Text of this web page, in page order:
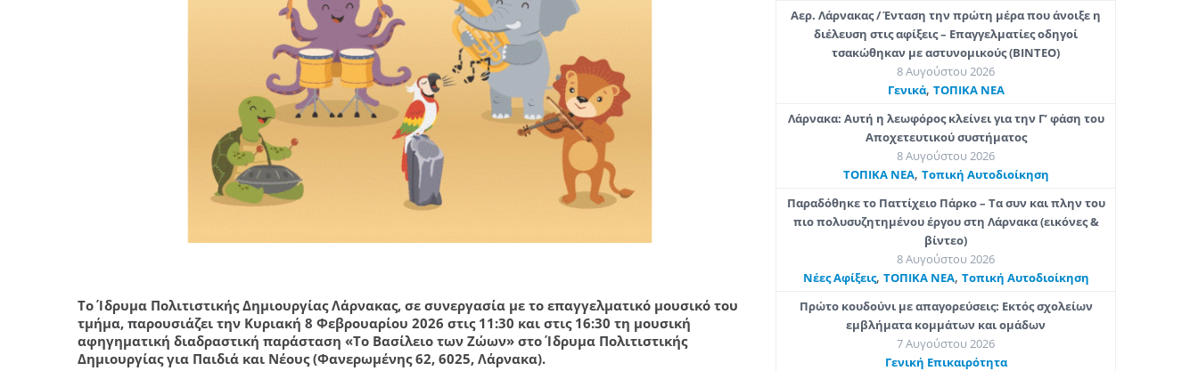
Το Ίδρυμα Πολιτιστικής Δημιουργίας Λάρνακας, σε συνεργασία με το επαγγελματικό μουσικό του
τμήμα, παρουσιάζει την Κυριακή 8 Φεβρουαρίου 2026 στις 11:30 και στις 16:30 τη μουσική
αφηγηματική διαδραστική παράσταση «Το Βασίλειο των Ζώων» στο Ίδρυμα Πολιτιστικής
Δημιουργίας για Παιδιά και Νέους (Φανερωμένης 62, 6025, Λάρνακα).
Αερ. Λάρνακας / Ένταση την πρώτη μέρα που άνοιξε η
διέλευση στις αφίξεις – Επαγγελματίες οδηγοί
τσακώθηκαν με αστυνομικούς (ΒΙΝΤΕΟ)
8 Αυγούστου 2026
Γενικά, ΤΟΠΙΚΑ ΝΕΑ
Λάρνακα: Αυτή η λεωφόρος κλείνει για την Γ’ φάση του
Αποχετευτικού συστήματος
8 Αυγούστου 2026
ΤΟΠΙΚΑ ΝΕΑ, Τοπική Αυτοδιοίκηση
Παραδόθηκε το Παττίχειο Πάρκο – Τα συν και πλην του
πιο πολυσυζητημένου έργου στη Λάρνακα (εικόνες &
βίντεο)
8 Αυγούστου 2026
Νέες Αφίξεις, ΤΟΠΙΚΑ ΝΕΑ, Τοπική Αυτοδιοίκηση
Πρώτο κουδούνι με απαγορεύσεις: Εκτός σχολείων
εμβλήματα κομμάτων και ομάδων
7 Αυγούστου 2026
Γενική Επικαιρότητα